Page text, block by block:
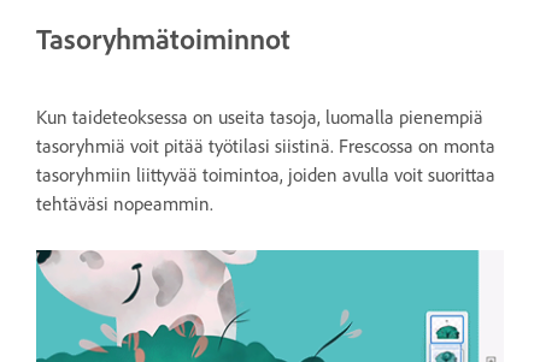
Tasoryhmätoiminnot
Kun taideteoksessa on useita tasoja, luomalla pienempiä
tasoryhmiä voit pitää työtilasi siistinä. Frescossa on monta
tasoryhmiin liittyvää toimintoa, joiden avulla voit suorittaa
tehtäväsi nopeammin.